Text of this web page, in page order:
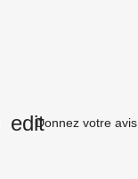
Donnez votre avis